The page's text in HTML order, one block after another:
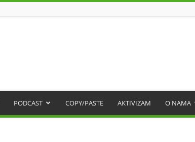
PODCAST COPY/PASTE AKTIVIZAM O NAMA